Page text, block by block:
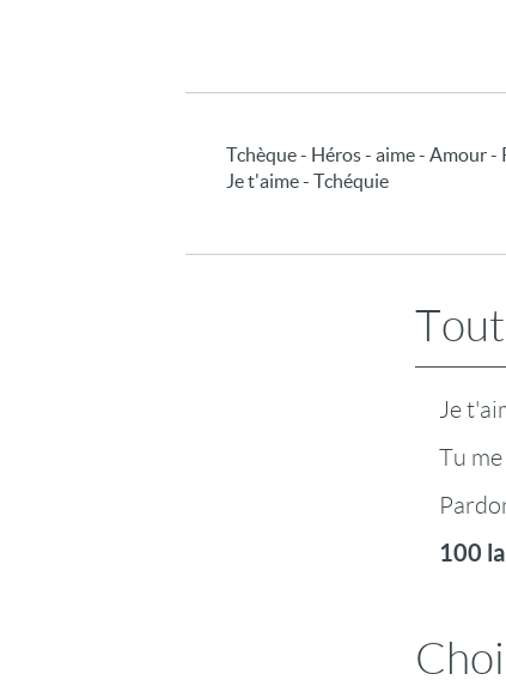
Tchèque - Héros - aime - Amour -
Je t'aime - Tchéquie
Je
Tu
100